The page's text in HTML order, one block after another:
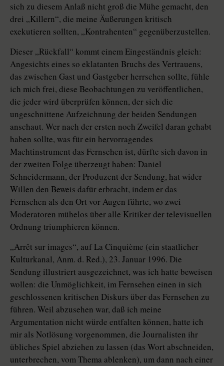
sich zu diesem Anlaß nicht groß die Mühe gemacht, den
drei „Killern“, die meine Äußerungen kritisch
exekutieren sollten, „Kontrahenten“ gegenüberzustellen.
Dieser „Rückfall“ kommt einem Eingeständnis gleich:
Angesichts eines so eklatanten Bruchs des Vertrauens,
das zwischen Gast und Gastgeber herrschen sollte, fühle
ich mich frei, diese Beobachtungen zu veröffentlichen,
die jeder wird überprüfen können, der sich die
ungeschnittene Aufzeichnung der beiden Sendungen
anschaut. Wer nach der ersten noch Zweifel daran gehabt
haben sollte, was für ein hervorragendes
Machtinstrument das Fernsehen ist, dürfte sich davon in
der zweiten Folge überzeugt haben: Daniel
Schneidermann, der Produzent der Sendung, hat wider
Willen den Beweis dafür erbracht, indem er das
Fernsehen als den Ort vor Augen führte, wo zwei
Moderatoren mühelos über alle Kritiker der televisuellen
Ordnung triumphieren können.
„Arrêt sur images“, auf La Cinquième (ein staatlicher
Kulturkanal, Anm. d. Red.), 23. Januar 1996. Die
Sendung illustriert ausgezeichnet, was ich hatte beweisen
wollen: die Unmöglichkeit, im Fernsehen einen in sich
geschlossenen kritischen Diskurs über das Fernsehen zu
führen. Weil abzusehen war, daß ich meine
Argumentation nicht würde entfalten können, hatte ich
mir als Notlösung vorgenommen, die Journalisten ihr
übliches Spiel abziehen zu lassen (das Wort abschneiden,
unterbrechen, vom Thema ablenken), um dann nach einer